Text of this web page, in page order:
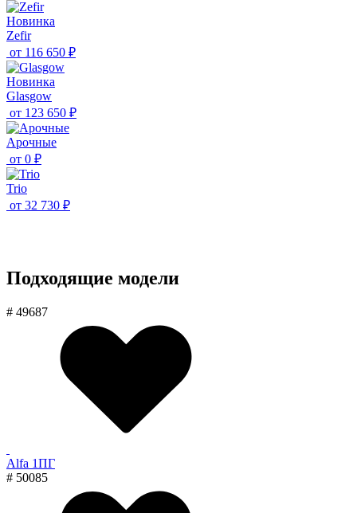
Новинка
Zefir
от 116 650 ₽
Новинка
Glasgow
от 123 650 ₽
Aрочные
от 0 ₽
Trio
от 32 730 ₽
Подходящие модели
# 49687
Alfa 1ПГ
# 50085